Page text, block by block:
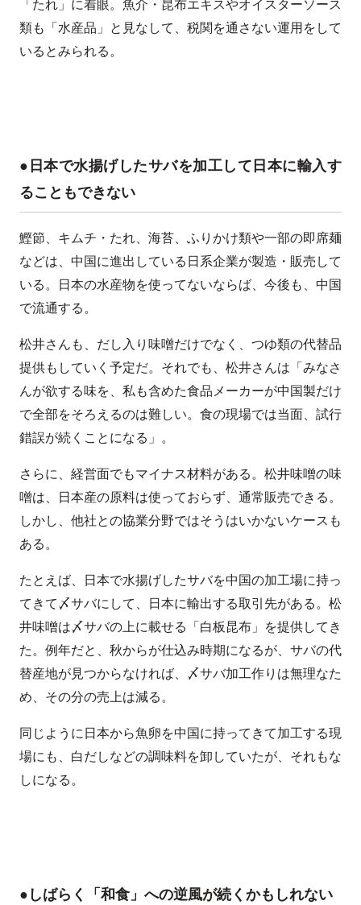
類も「水産品」と見なして、税関を通さない運用をして
いるとみられる。
●日本で水揚げしたサバを加工して日本に輸入す
ることもできない
鰹節、キムチ・たれ、海苔、ふりかけ類や一部の即席麺
などは、中国に進出している日系企業が製造・販売して
いる。日本の水産物を使ってないならば、今後も、中国
で流通する。
松井さんも、だし入り味噌だけでなく、つゆ類の代替品
提供もしていく予定だ。それでも、松井さんは「みなさ
んが欲する味を、私も含めた食品メーカーが中国製だけ
で全部をそろえるのは難しい。食の現場では当面、試行
錯誤が続くことになる」。
さらに、経営面でもマイナス材料がある。松井味噌の味
噌は、日本産の原料は使っておらず、通常販売できる。
しかし、他社との協業分野ではそうはいかないケースも
ある。
たとえば、日本で水揚げしたサバを中国の加工場に持っ
てきて〆サバにして、日本に輸出する取引先がある。松
井味噌は〆サバの上に載せる「白板昆布」を提供してき
た。例年だと、秋からが仕込み時期になるが、サバの代
替産地が見つからなければ、〆サバ加工作りは無理なた
め、その分の売上は減る。
同じように日本から魚卵を中国に持ってきて加工する現
場にも、白だしなどの調味料を卸していたが、それもな
しになる。
●しばらく「和食」への逆風が続くかもしれない